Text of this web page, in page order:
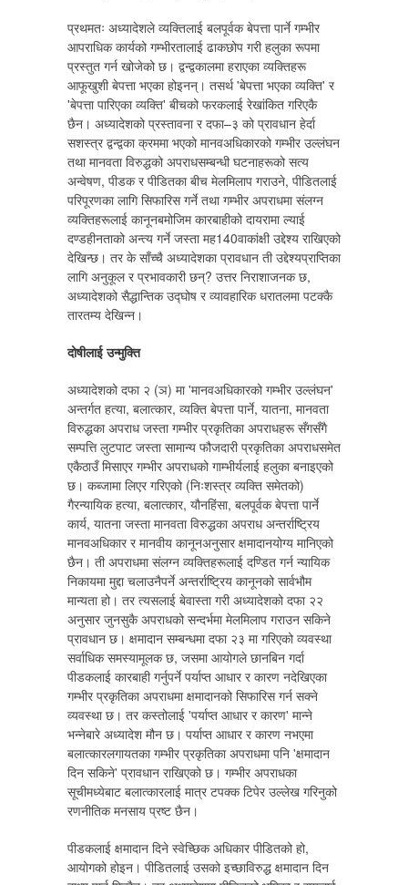
प्रथमतः अध्यादेशले व्यक्तिलाई बलपूर्वक बेपत्ता पार्ने गम्भीर
आपराधिक कार्यको गम्भीरतालाई ढाकछोप गरी हलुका रूपमा
प्रस्तुत गर्न खोजेको छ। द्वन्द्वकालमा हराएका व्यक्तिहरू
आफूखुशी बेपत्ता भएका होइनन्। तसर्थ 'बेपत्ता भएका व्यक्ति' र
'बेपत्ता पारिएका व्यक्ति' बीचको फरकलाई रेखांकित गरिएकै
छैन। अध्यादेशको प्रस्तावना र दफा–३ को प्रावधान हेर्दा
सशस्त्र द्वन्द्वका क्रममा भएको मानवअधिकारको गम्भीर उल्लंघन
तथा मानवता विरुद्धको अपराधसम्बन्धी घटनाहरूको सत्य
अन्वेषण, पीडक र पीडितका बीच मेलमिलाप गराउने, पीडितलाई
परिपूरणका लागि सिफारिस गर्ने तथा गम्भीर अपराधमा संलग्न
व्यक्तिहरूलाई कानूनबमोजिम कारबाहीको दायरामा ल्याई
दण्डहीनताको अन्त्य गर्ने जस्ता मह140वाकांक्षी उद्देश्य राखिएको
देखिन्छ। तर के साँच्चै अध्यादेशका प्रावधान ती उद्देश्यप्राप्तिका
लागि अनुकूल र प्रभावकारी छन्? उत्तर निराशाजनक छ,
अध्यादेशको सैद्धान्तिक उद्घोष र व्यावहारिक धरातलमा पटक्कै
तारतम्य देखिन्न।
दोषीलाई उन्मुक्ति
अध्यादेशको दफा २ (ञ) मा 'मानवअधिकारको गम्भीर उल्लंघन'
अन्तर्गत हत्या, बलात्कार, व्यक्ति बेपत्ता पार्ने, यातना, मानवता
विरुद्धका अपराध जस्ता गम्भीर प्रकृतिका अपराधहरू सँगसँगै
सम्पत्ति लुटपाट जस्ता सामान्य फौजदारी प्रकृतिका अपराधसमेत
एकैठाउँ मिसाएर गम्भीर अपराधको गाम्भीर्यलाई हलुका बनाइएको
छ। कब्जामा लिएर गरिएको (निःशस्त्र व्यक्ति समेतको)
गैरन्यायिक हत्या, बलात्कार, यौनहिंसा, बलपूर्वक बेपत्ता पार्ने
कार्य, यातना जस्ता मानवता विरुद्धका अपराध अन्तर्राष्ट्रिय
मानवअधिकार र मानवीय कानूनअनुसार क्षमादानयोग्य मानिएको
छैन। ती अपराधमा संलग्न व्यक्तिहरूलाई दण्डित गर्न न्यायिक
निकायमा मुद्दा चलाउनैपर्ने अन्तर्राष्ट्रिय कानूनको सार्वभौम
मान्यता हो। तर त्यसलाई बेवास्ता गरी अध्यादेशको दफा २२
अनुसार जुनसुकै अपराधको सन्दर्भमा मेलमिलाप गराउन सकिने
प्रावधान छ। क्षमादान सम्बन्धमा दफा २३ मा गरिएको व्यवस्था
सर्वाधिक समस्यामूलक छ, जसमा आयोगले छानबिन गर्दा
पीडकलाई कारबाही गर्नुपर्ने पर्याप्त आधार र कारण नदेखिएका
गम्भीर प्रकृतिका अपराधमा क्षमादानको सिफारिस गर्न सक्ने
व्यवस्था छ। तर कस्तोलाई 'पर्याप्त आधार र कारण' मान्ने
भन्नेबारे अध्यादेश मौन छ। पर्याप्त आधार र कारण नभएमा
बलात्कारलगायतका गम्भीर प्रकृतिका अपराधमा पनि 'क्षमादान
दिन सकिने' प्रावधान राखिएको छ। गम्भीर अपराधका
सूचीमध्येबाट बलात्कारलाई मात्र टपक्क टिपेर उल्लेख गरिनुको
रणनीतिक मनसाय प्रष्ट छैन।
पीडकलाई क्षमादान दिने स्वेच्छिक अधिकार पीडितको हो,
आयोगको होइन। पीडितलाई उसको इच्छाविरुद्ध क्षमादान दिन